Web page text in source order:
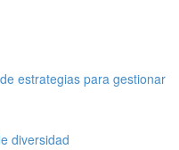
estrategias para gestionar
diversidad